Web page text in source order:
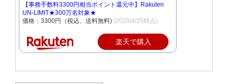
【事務手数料3300円相当ポイント還元中】Rakuten
UN-LIMIT★300万名対象★
価格：3300円（税込、送料無料) (2020/4/25時点)
楽天で購入